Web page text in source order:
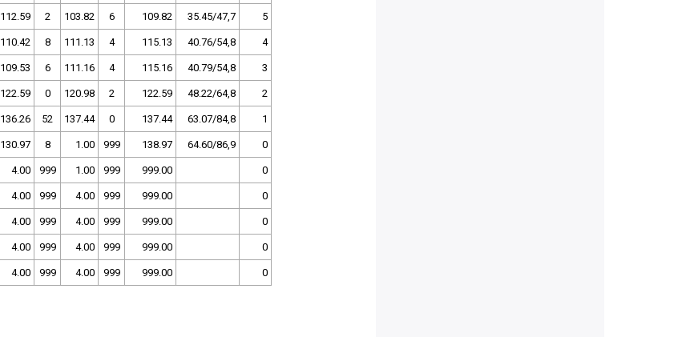
112.59 2 103.82 6 109.82 35.45/47,7 5
110.42 8 111.13 4 115.13 40.76/54,8 4
109.53 6 111.16 4 115.16 40.79/54,8 3
122.59 0 120.98 2 122.59 48.22/64,8 2
136.26 52 137.44 0 137.44 63.07/84,8 1
130.97 8 1.00 999 138.97 64.60/86,9 0
4.00 999 1.00 999 999.00 0
4.00 999 4.00 999 999.00 0
4.00 999 4.00 999 999.00 0
4.00 999 4.00 999 999.00 0
4.00 999 4.00 999 999.00 0